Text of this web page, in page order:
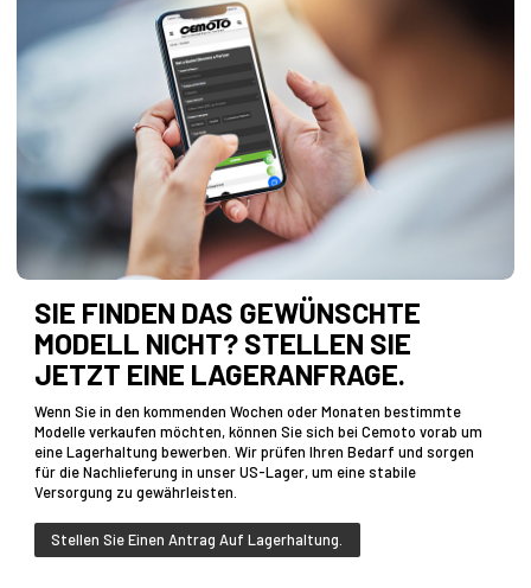
SIE FINDEN DAS GEWÜNSCHTE
MODELL NICHT? STELLEN SIE
JETZT EINE LAGERANFRAGE.
Wenn Sie in den kommenden Wochen oder Monaten bestimmte
Modelle verkaufen möchten, können Sie sich bei Cemoto vorab um
eine Lagerhaltung bewerben. Wir prüfen Ihren Bedarf und sorgen
für die Nachlieferung in unser US-Lager, um eine stabile
Versorgung zu gewährleisten.
Stellen Sie Einen Antrag Auf Lagerhaltung.